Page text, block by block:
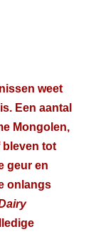
weet
Een aantal
Mongolen,
bleven tot
geur en
onlangs